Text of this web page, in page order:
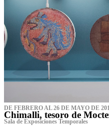
DE FEBRERO AL 26 DE MAYO DE
Chimalli, tesoro de
Sala de Exposiciones Temporales